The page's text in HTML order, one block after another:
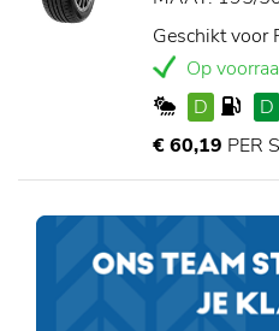
Geschikt voor
Op
D
D
€ 60,19 PER